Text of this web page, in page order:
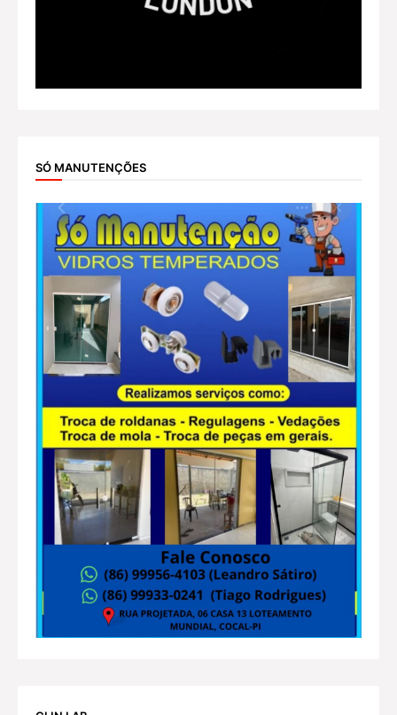
SÓ MANUTENÇÕES